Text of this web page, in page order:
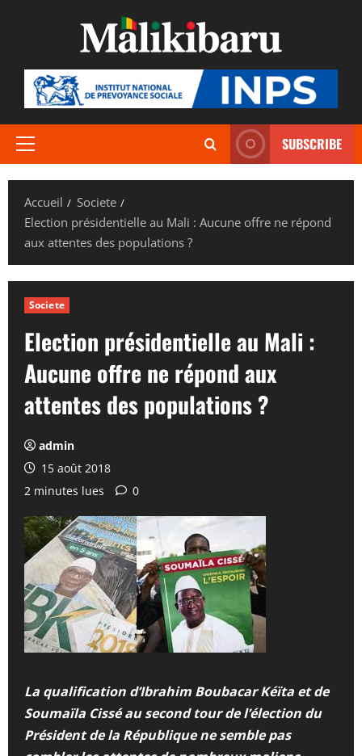
Menu
SUBSCRIBE
Accueil
Societe
Election présidentielle au Mali : Aucune offre ne répond
aux attentes des populations ?
Societe
Election présidentielle au Mali :
Aucune offre ne répond aux
attentes des populations ?
admin
15 août 2018
2 minutes lues
0
La qualification d’Ibrahim Boubacar Kéïta et de
Soumaïla Cissé au second tour de l’élection du
Président de la République ne semble pas